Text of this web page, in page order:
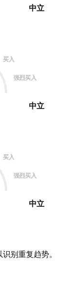
买入
强烈买入
中立
中立
买入
强烈买入
中立
别重复趋势。